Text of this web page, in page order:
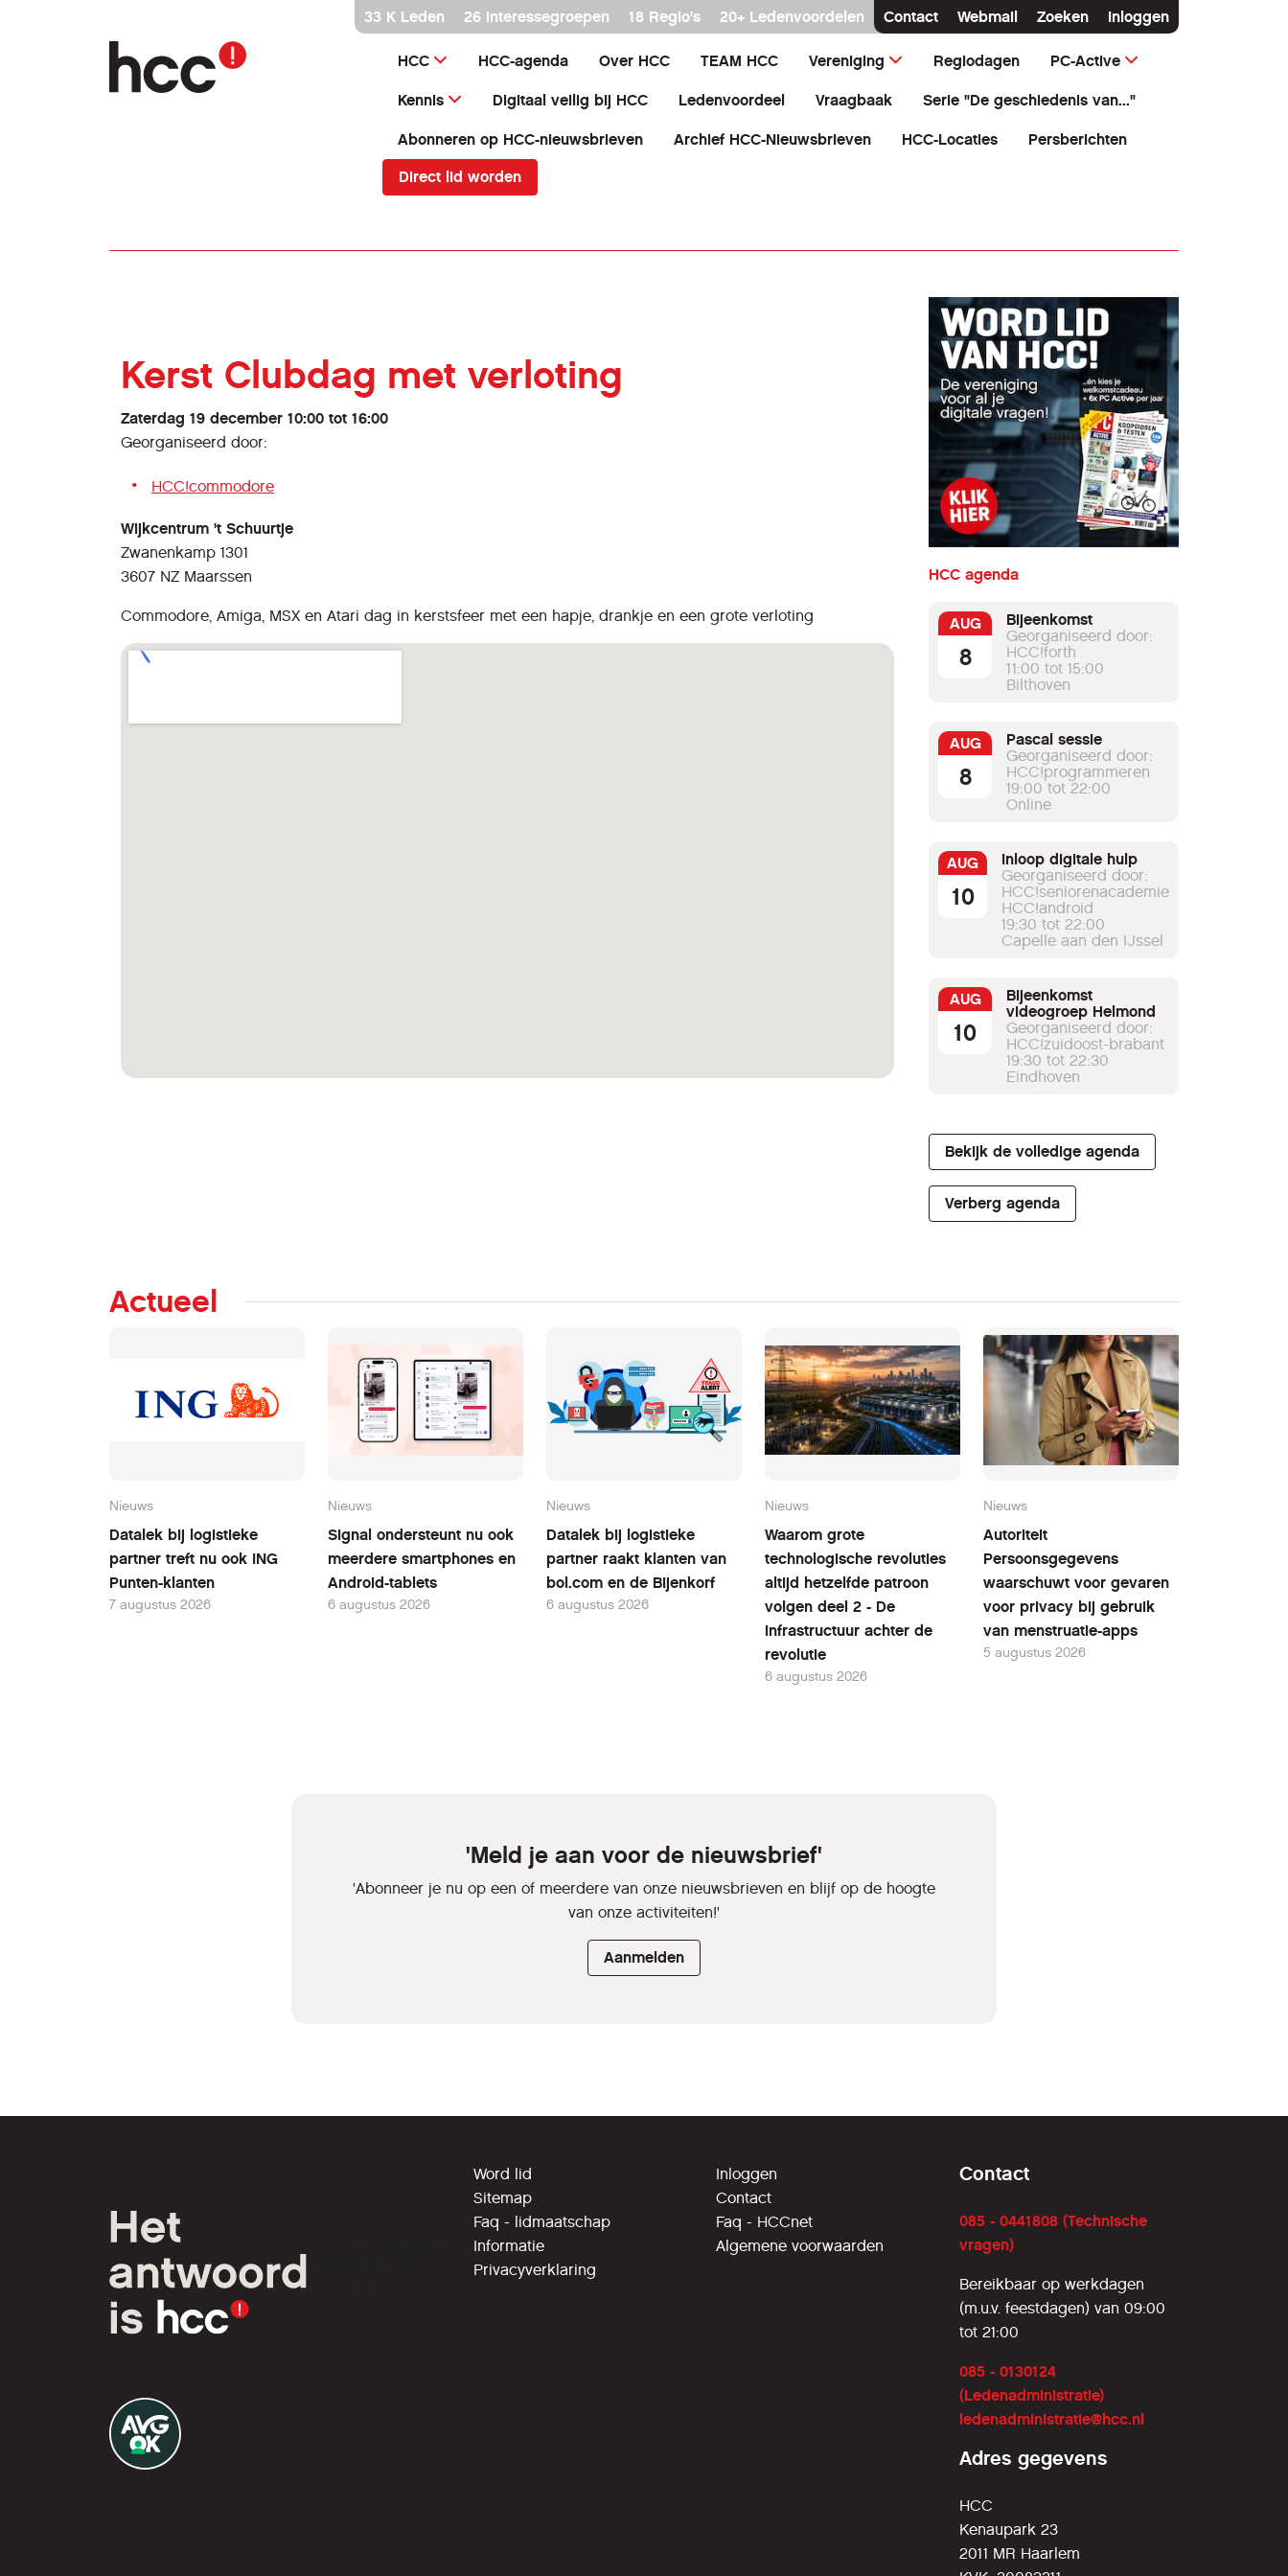
naar
inhoud
33 K Leden 26 interessegroepen 18 Regio's 20+ Ledenvoordelen Contact Webmail Zoeken Inloggen
HCC HCC-agenda Over HCC TEAM HCC Vereniging Regiodagen PC-Active
Kennis Digitaal veilig bij HCC Ledenvoordeel Vraagbaak Serie "De geschiedenis van..."
Abonneren op HCC-nieuwsbrieven Archief HCC-Nieuwsbrieven HCC-Locaties Persberichten
Direct lid worden
Kerst Clubdag met verloting
Zaterdag 19 december 10:00 tot 16:00
Georganiseerd door:
HCC!commodore
Wijkcentrum 't Schuurtje
Zwanenkamp 1301
3607 NZ Maarssen
Commodore, Amiga, MSX en Atari dag in kerstsfeer met een hapje, drankje en een grote verloting
HCC agenda
AUG
8
Bijeenkomst
Georganiseerd door:
HCC!forth
11:00 tot 15:00
Bilthoven
AUG
8
Pascal sessie
Georganiseerd door:
HCC!programmeren
19:00 tot 22:00
Online
AUG
10
Inloop digitale hulp
Georganiseerd door:
HCC!seniorenacademie
HCC!android
19:30 tot 22:00
Capelle aan den IJssel
AUG
10
Bijeenkomst
videogroep Helmond
Georganiseerd door:
HCC!zuidoost-brabant
19:30 tot 22:30
Eindhoven
Bekijk de volledige agenda
Verberg agenda
Actueel
Nieuws
Datalek bij logistieke
partner treft nu ook ING
Punten-klanten
7 augustus 2026
Nieuws
Signal ondersteunt nu ook
meerdere smartphones en
Android-tablets
6 augustus 2026
Nieuws
Datalek bij logistieke
partner raakt klanten van
bol.com en de Bijenkorf
6 augustus 2026
Nieuws
Waarom grote
technologische revoluties
altijd hetzelfde patroon
volgen deel 2 - De
infrastructuur achter de
revolutie
6 augustus 2026
Nieuws
Autoriteit
Persoonsgegevens
waarschuwt voor gevaren
voor privacy bij gebruik
van menstruatie-apps
5 augustus 2026
'Meld je aan voor de nieuwsbrief'
'Abonneer je nu op een of meerdere van onze nieuwsbrieven en blijf op de hoogte
van onze activiteiten!'
Aanmelden
tech-liefhebbers.
Word lid
Sitemap
Faq - lidmaatschap
Informatie
Privacyverklaring
Inloggen
Contact
Faq - HCCnet
Algemene voorwaarden
Contact
085 - 0441808 (Technische
vragen)
Bereikbaar op werkdagen
(m.u.v. feestdagen) van 09:00
tot 21:00
085 - 0130124
(Ledenadministratie)
ledenadministratie@hcc.nl
Adres gegevens
HCC
Kenaupark 23
2011 MR Haarlem